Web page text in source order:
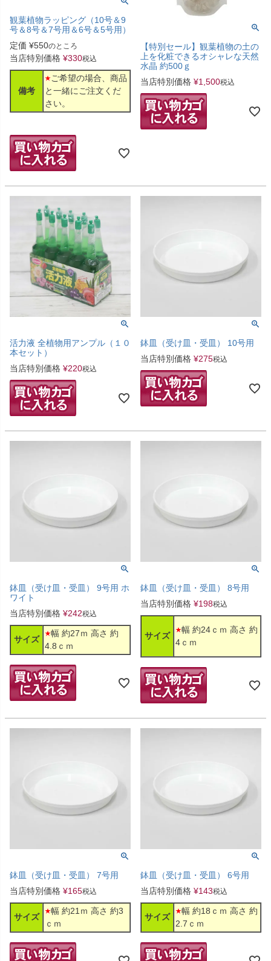
観葉植物ラッピング（10号＆9
号＆8号＆7号用＆6号＆5号用）
定価 ¥550のところ
当店特別価格 ¥330税込
備考
ご希望の場合、商品
と一緒にご注文くだ
さい。
【特別セール】観葉植物の土の
上を化粧できるオシャレな天然
水晶 約500ｇ
当店特別価格 ¥1,500税込
活力液 全植物用アンプル（１０
本セット）
当店特別価格 ¥220税込
鉢皿（受け皿・受皿） 10号用
当店特別価格 ¥275税込
鉢皿（受け皿・受皿） 9号用 ホ
ワイト
当店特別価格 ¥242税込
サイズ
幅 約27ｍ 高さ 約
4.8ｃｍ
鉢皿（受け皿・受皿） 8号用
当店特別価格 ¥198税込
サイズ
幅 約24ｃｍ 高さ 約
4ｃｍ
鉢皿（受け皿・受皿） 7号用
当店特別価格 ¥165税込
サイズ
幅 約21ｍ 高さ 約3
ｃｍ
鉢皿（受け皿・受皿） 6号用
当店特別価格 ¥143税込
サイズ
幅 約18ｃｍ 高さ 約
2.7ｃｍ